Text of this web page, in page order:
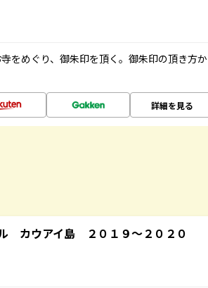
をめぐり、御朱印を頂く。御朱印の頂き方か
詳細を見る
カウアイ島 ２０１９～２０２０